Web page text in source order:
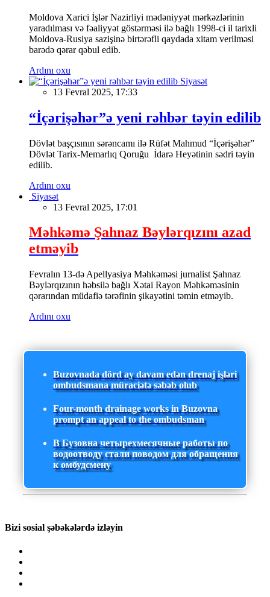
Moldova Xarici İşlər Nazirliyi mədəniyyət mərkəzlərinin
yaradılması və fəaliyyət göstərməsi ilə bağlı 1998-ci il tarixli
Moldova-Rusiya sazişinə birtərəfli qaydada xitam verilməsi
barədə qərar qəbul edib.
Ardını oxu
Siyasət
13 Fevral 2025, 17:33
“İçərişəhər”ə yeni rəhbər təyin edilib
Dövlət başçısının sərəncamı ilə Rüfət Mahmud “İçərişəhər”
Dövlət Tarix-Memarlıq Qoruğu İdarə Heyətinin sədri təyin
edilib.
Ardını oxu
Siyasət
13 Fevral 2025, 17:01
Məhkəmə Şahnaz Bəylərqızını azad
etməyib
Fevralın 13-də Apellyasiya Məhkəməsi jurnalist Şahnaz
Bəylərqızının həbsilə bağlı Xətai Rayon Məhkəməsinin
qərarından müdafiə tərəfinin şikayətini təmin etməyib.
Ardını oxu
Buzovnada dörd ay davam edən drenaj işləri
ombudsmana müraciətə səbəb olub
Four-month drainage works in Buzovna
prompt an appeal to the ombudsman
В Бузовна четырехмесячные работы по
водоотводу стали поводом для обращения
к омбудсмену
Bizi sosial şəbəkələrdə izləyin